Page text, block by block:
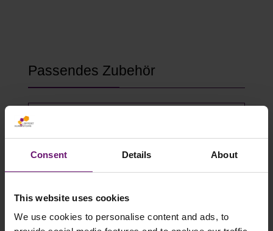
Consent Details About
This website uses cookies
We use cookies to personalise content and ads, to
Produktgalerie überspringen
Passendes Zubehör